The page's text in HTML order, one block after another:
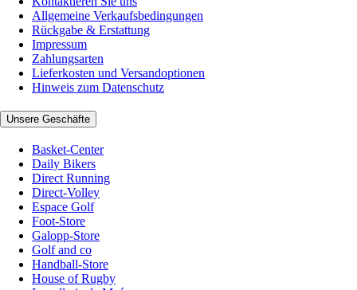
Allgemeine Verkaufsbedingungen
Rückgabe & Erstattung
Impressum
Zahlungsarten
Lieferkosten und Versandoptionen
Hinweis zum Datenschutz
Unsere Geschäfte
Basket-Center
Daily Bikers
Direct Running
Direct-Volley
Espace Golf
Foot-Store
Galopp-Store
Golf and co
Handball-Store
House of Rugby